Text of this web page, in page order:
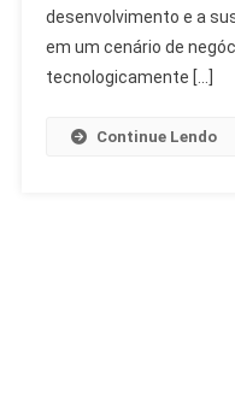
Da
De
desenvolvimento e a
em um cenário de
tecnologicamente […]
Continue Lendo